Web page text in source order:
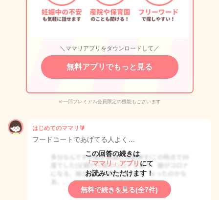
＼ママリアプリをダウンロードして／
無料アプリでもっと見る
※一部プレミアム会員限定の機能もございます
はじめてのママリ🔰
フードコートであげてる人よく…
この回答の続きは
「ママリ」アプリ にて
お読みいただけます！
無料で続きを見る(全7件)